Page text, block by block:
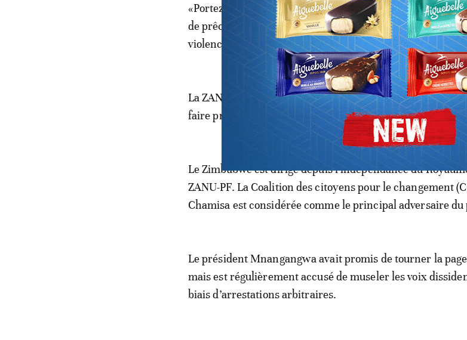
«Portez avec vous l’esprit d’unité et d’harmonie», a-t-il dit.
de prêcher l’unité. Ne vous lassez jamais de prêcher la
violence. C’est étranger à la ZANU-PF», a-t-il déclaré.
La ZANU-PF a été accusée d’avoir eu recours à la violence
faire pression sur ses opposants lors des élections
Le Zimbabwe est dirigé depuis l’indépendance du
ZANU-PF. La Coalition des citoyens pour le changement
Chamisa est considérée comme le principal adversaire
Le président Mnangangwa avait promis de tourner la
mais est régulièrement accusé de museler les voix
biais d’arrestations arbitraires.